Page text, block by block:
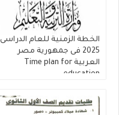
الخطة الزمنية للعام الدراسى
2025 فى جمهورية مصر
العربية Time plan for
education